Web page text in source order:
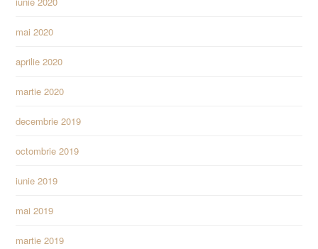
mai 2020
aprilie 2020
martie 2020
decembrie 2019
octombrie 2019
iunie 2019
mai 2019
martie 2019